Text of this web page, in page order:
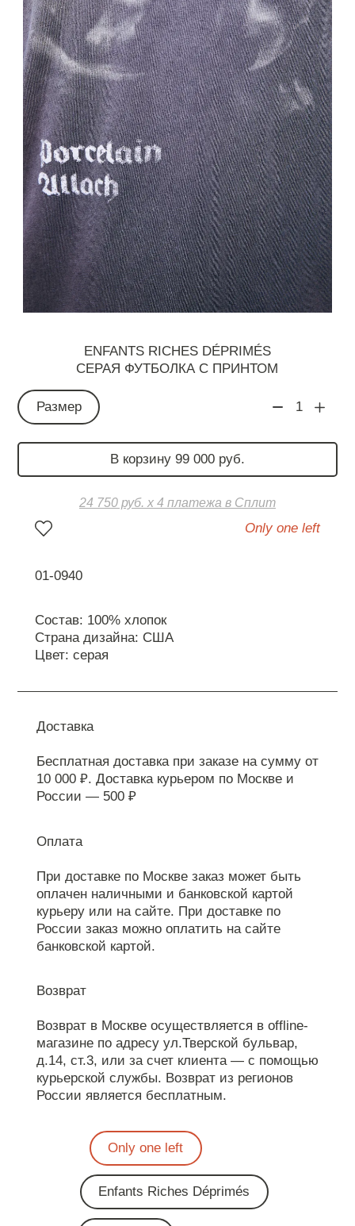
ENFANTS RICHES DÉPRIMÉS
СЕРАЯ ФУТБОЛКА С ПРИНТОМ
Размер 1
В корзину 99 000 руб.
24 750 руб. х 4 платежа в Сплит
Only one left
01-0940
Состав: 100% хлопок
Страна дизайна: США
Цвет: серая
Доставка
Бесплатная доставка при заказе на сумму от
10 000 ₽. Доставка курьером по Москве и
России — 500 ₽
Оплата
При доставке по Москве заказ может быть
оплачен наличными и банковской картой
курьеру или на сайте. При доставке по
России заказ можно оплатить на сайте
банковской картой.
Возврат
Возврат в Москве осуществляется в offline-
магазине по адресу ул.Тверской бульвар,
д.14, ст.3, или за счет клиента — с помощью
курьерской службы. Возврат из регионов
России является бесплатным.
Only one left
Enfants Riches Déprimés